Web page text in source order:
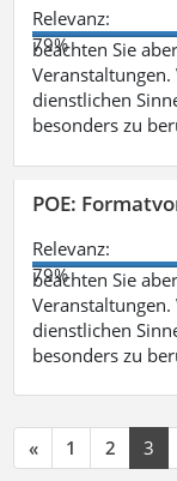
Relevanz:
79%
beachten Sie
dienstlichen
besonders zu
POE:
Relevanz:
79%
beachten Sie
dienstlichen
besonders zu
« 1 2 3